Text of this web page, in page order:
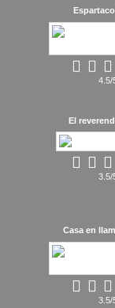
4.5/
El
3.5/
Casa en
3.5/